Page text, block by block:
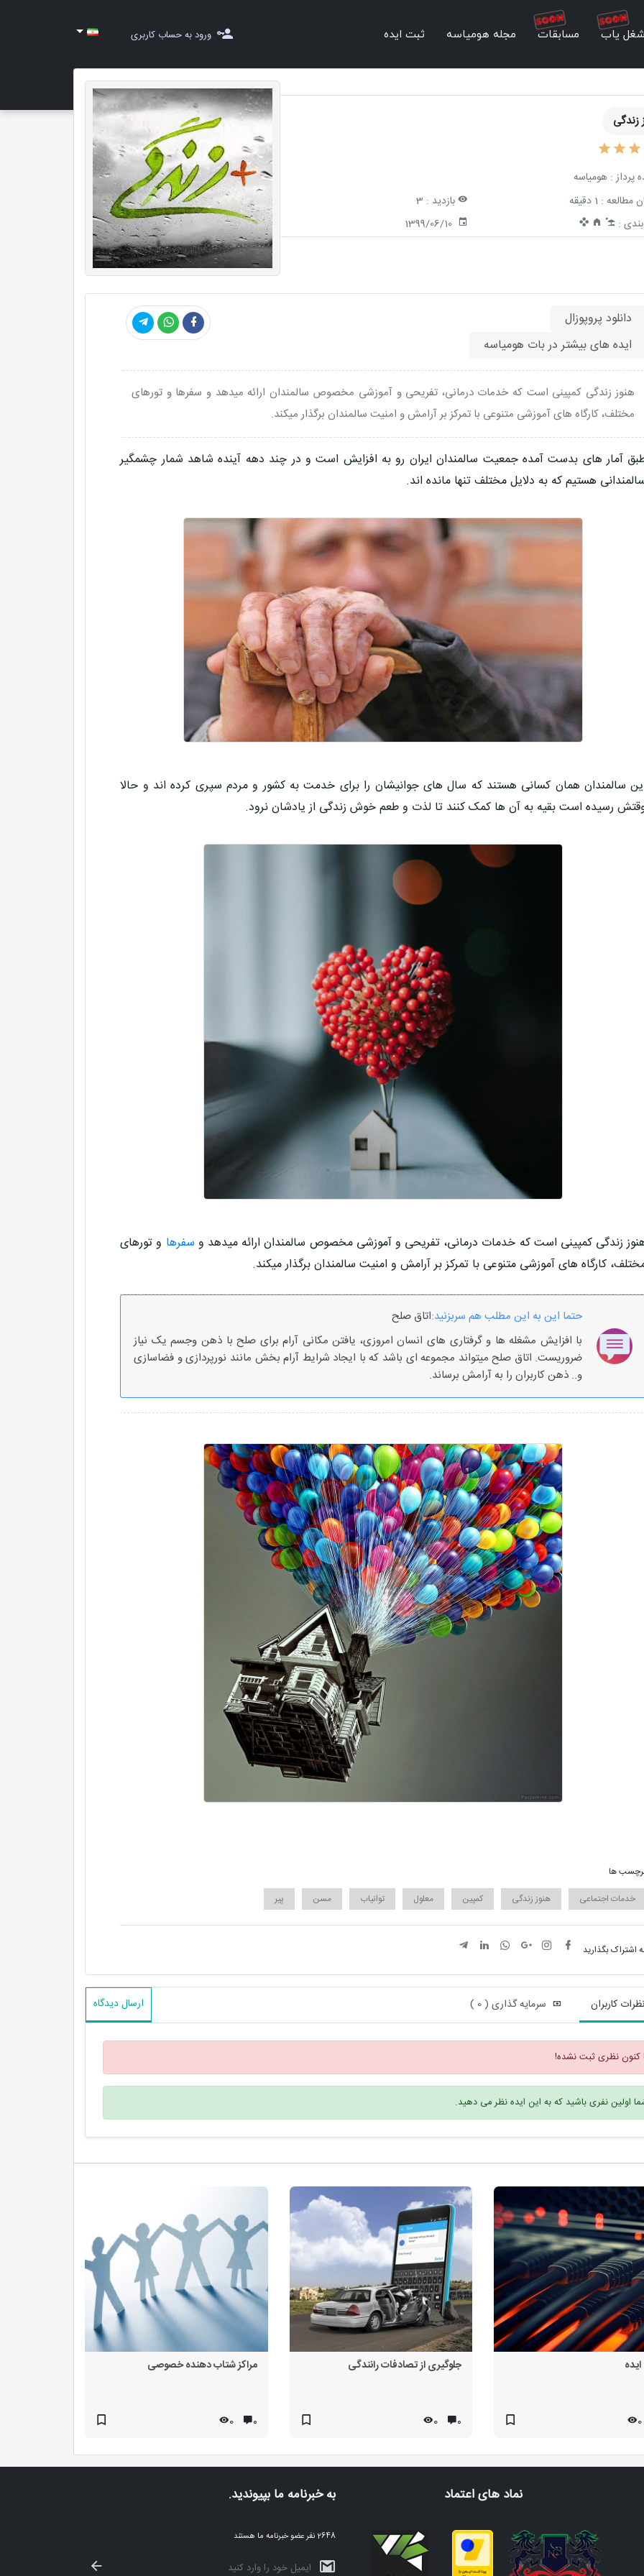
یاب مسابقات مجله هومیاسه ثبت ایده ورود به حساب کاربری
زندگی
پرداز : هومیاسه
مطالعه : 1 دقیقه بازدید : 3
:
1399/06/10
دانلود پروپوزال
ایده های بیشتر در بات هومیاسه
هنوز زندگی کمپینی است که خدمات درمانی، تفریحی و آموزشی مخصوص سالمندان ارائه میدهد و سفرها و تورهای
مختلف، کارگاه های آموزشی متنوعی با تمرکز بر آرامش و امنیت سالمندان برگذار میکند.
آمار های بدست آمده جمعیت سالمندان ایران رو به افزایش است و در چند دهه آینده شاهد شمار چشمگیر
هستیم که به دلایل مختلف تنها مانده اند.
سالمندان همان کسانی هستند که سال های جوانیشان را برای خدمت به کشور و مردم سپری کرده اند و حالا
رسیده است بقیه به آن ها کمک کنند تا لذت و طعم خوش زندگی از یادشان نرود.
زندگی کمپینی است که خدمات درمانی، تفریحی و آموزشی مخصوص سالمندان ارائه میدهد و سفرها و تورهای
کارگاه های آموزشی متنوعی با تمرکز بر آرامش و امنیت سالمندان برگذار میکند.
حتما این به این مطلب هم سربزنید:اتاق صلح
با افزایش مشغله ها و گرفتاری های انسان امروزی، یافتن مکانی آرام برای صلح با ذهن وجسم یک نیاز
ضروریست. اتاق صلح میتواند مجموعه ای باشد که با ایجاد شرایط آرام بخش مانند نورپردازی و فضاسازی
و.. ذهن کاربران را به آرامش برساند.
ها
خدمات اجتماعی
هنوز زندگی کمپین معلول توانیاب مسن پیر
اشتراک بگذارید
کاربران سرمایه گذاری ( 0 ) ارسال دیدگاه
کنون نظری ثبت نشده!
اولین نفری باشید که به این ایده نظر می دهید.
0
جلوگیری از تصادفات رانندگی
۰ 0
مراکز شتاب دهنده خصوصی
۰ 0
نماد های اعتماد به خبرنامه ما بپیوندید.
2648 نفر عضو خبرنامه ما هستند